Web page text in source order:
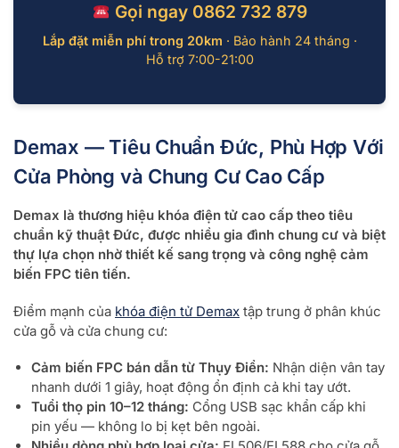
Gọi ngay 0862 732 879
Lắp đặt miễn phí trong 20km · Bảo hành 24 tháng ·
Hỗ trợ 7:00-21:00
Demax — Tiêu Chuẩn Đức, Phù Hợp Với
Cửa Phòng và Chung Cư Cao Cấp
Demax là thương hiệu khóa điện tử cao cấp theo tiêu
chuẩn kỹ thuật Đức, được nhiều gia đình chung cư và biệt
thự lựa chọn nhờ thiết kế sang trọng và công nghệ cảm
biến FPC tiên tiến.
Điểm mạnh của khóa điện tử Demax tập trung ở phân khúc
cửa gỗ và cửa chung cư:
Cảm biến FPC bán dẫn từ Thụy Điển: Nhận diện vân tay
nhanh dưới 1 giây, hoạt động ổn định cả khi tay ướt.
Tuổi thọ pin 10–12 tháng: Cổng USB sạc khẩn cấp khi
pin yếu — không lo bị kẹt bên ngoài.